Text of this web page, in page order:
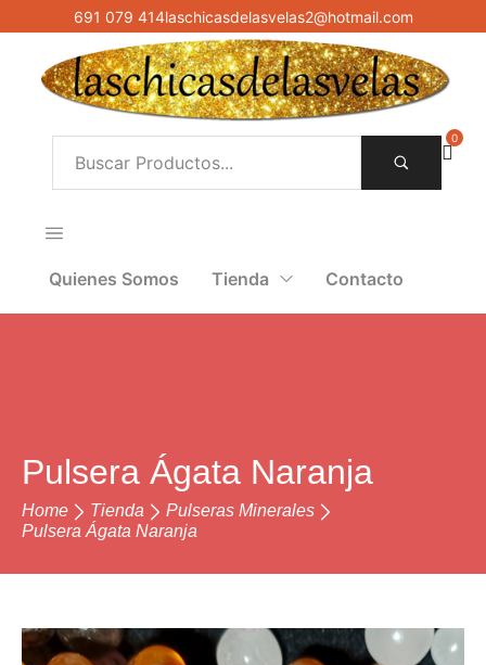
691 079 414laschicasdelasvelas2@hotmail.com
Quienes Somos Tienda Contacto
0
Pulsera Ágata Naranja
Home Tienda
Pulseras Minerales
Pulsera Ágata Naranja